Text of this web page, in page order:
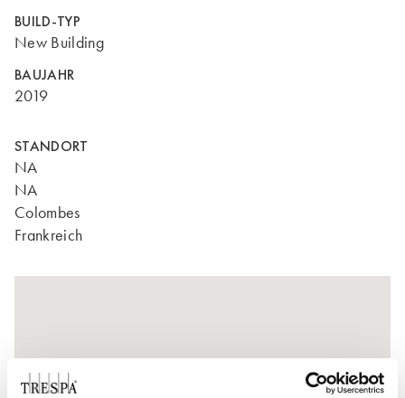
BUILD-TYP
New Building
BAUJAHR
2019
STANDORT
NA
NA
Colombes
Frankreich